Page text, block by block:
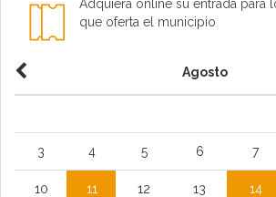
Adquiera online su entrada para
que oferta el municipio
Agosto
3 4 5 6 7
10 11 12 13 14